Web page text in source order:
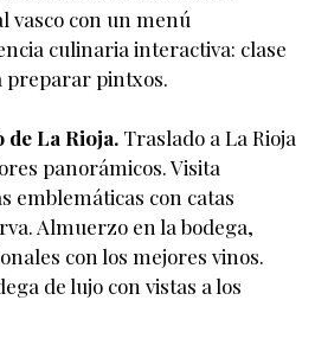
con un menú
culinaria interactiva: clase
preparar pintxos.
de La Rioja. Traslado a La Rioja
panorámicos. Visita
emblemáticas con catas
Almuerzo en la bodega,
con los mejores vinos.
de lujo con vistas a los